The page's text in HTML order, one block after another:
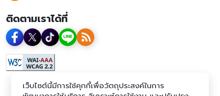
ติดตามเราได้ที่
เว็บไซต์นี้มีการใช้คุกกี้เพื่อวัตถุประสงค์ในการ